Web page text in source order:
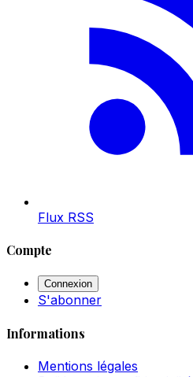
Flux RSS
Compte
Connexion
S'abonner
Informations
Mentions légales